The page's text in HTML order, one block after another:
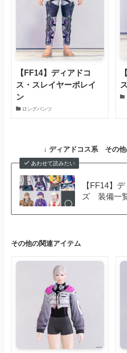
【FF14】ディアドコ
ス・スレイヤーポレイ
ン
ロングパンツ
↓ ディアドコス系 その他
あわせて読みたい
【FF14】
ズ 装備一
その他の関連アイテム